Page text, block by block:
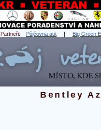
Partneři: Půjčovna aut | Big Green
Bentley